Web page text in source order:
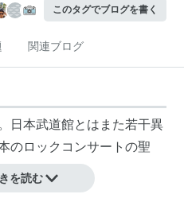
このタグでブログを書く
関連ブログ
日本武道館とはまた若干異
のロックコンサートの聖
を読む